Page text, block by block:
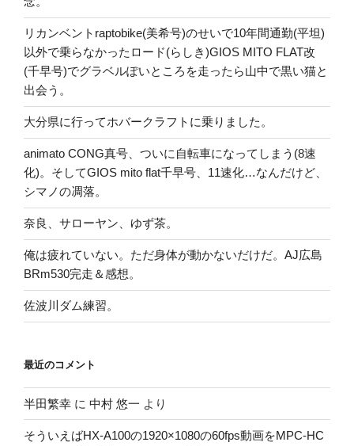
リカンベントraptobike(美希号)のせいで10年間通勤(平坦)
以外で乗らなかったロード(らしき)GIOS MITO FLAT改
(千早号)でグラベルぽいところを走ったら山中で黒い猫と
出会う。
大分県に行ってホバークラフトに乗りました。
animato CONG真号、ついに自転車になってしまう(8速
化)。そしてGIOS mito flat千早号、11速化…なんだけど、
シマノの凋落。
奈良、サローヤン、ゆず茶。
俺は疲れていない。ただ身体が動かないだけだ。AJ広島
BRm530完走＆感想。
佐波川ダム練習。
最近のコメント
半田繁幸 に 中村 悠一 より
そういえばHX-A100の1920×1080の60fps動画をMPC-HC